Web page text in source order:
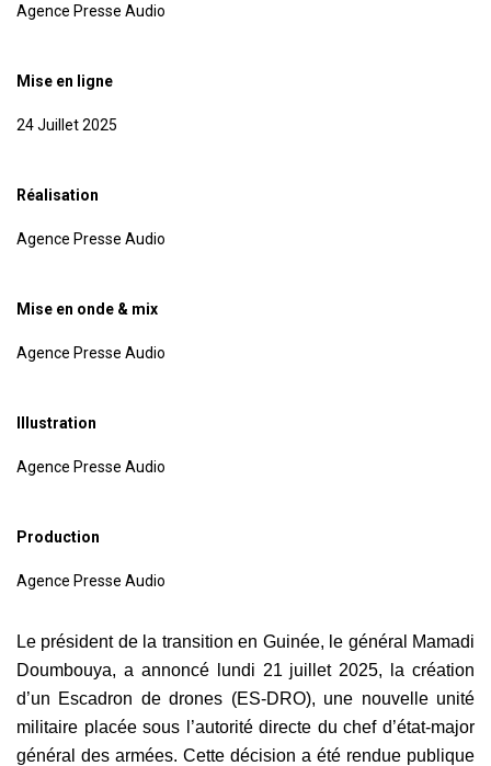
Agence Presse Audio
Mise en ligne
24 Juillet 2025
Réalisation
Agence Presse Audio
Mise en onde & mix
Agence Presse Audio
Illustration
Agence Presse Audio
Production
Agence Presse Audio
Le président de la transition en Guinée, le général Mamadi
Doumbouya, a annoncé lundi 21 juillet 2025, la création
d’un Escadron de drones (ES-DRO), une nouvelle unité
militaire placée sous l’autorité directe du chef d’état-major
général des armées. Cette décision a été rendue publique